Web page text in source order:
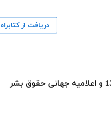
دریافت از کتابراه